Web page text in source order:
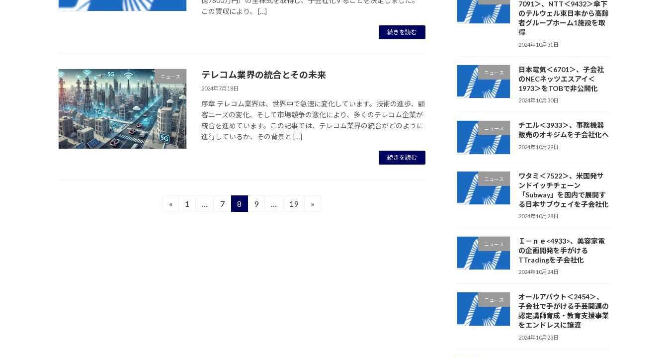
この買収により、 […]
続きを読む
ニュース テレコム業界の統合とその未来
2024年7月18日
序章 テレコム業界は、世界中で急速に変化しています。技術の進歩、顧
客ニーズの変化、そして市場競争の激化により、多くのテレコム企業が
統合を進めています。この記事では、テレコム業界の統合がどのように
進行しているか、その背景と […]
続きを読む
«
固
1 …
固
7
固
8
固
9 …
固
19 »
7091＞、NTT＜9432＞傘下
のテルウェル東日本から高齢
者グループホーム1施設を取
得
2024年10月31日
ニュース
日本電気＜6701＞、子会社
のNECネッツエスアイ＜
1973＞をTOBで非公開化
2024年10月30日
ニュース
チエル＜3933＞、事務機器
販売のオキジムを子会社化へ
2024年10月29日
ニュース
ワタミ＜7522＞、米国発サ
ンドイッチチェーン
「Subway」を国内で展開す
る日本サブウェイを子会社化
2024年10月28日
ニュース
Ｉ－ｎｅ<4933>、美容家電
の企画開発を手がける
TTradingを子会社化
2024年10月24日
ニュース
オールアバウト＜2454＞、
子会社で手がける手芸関連の
認定講師育成・教育支援事業
をエンドレスに譲渡
2024年10月23日